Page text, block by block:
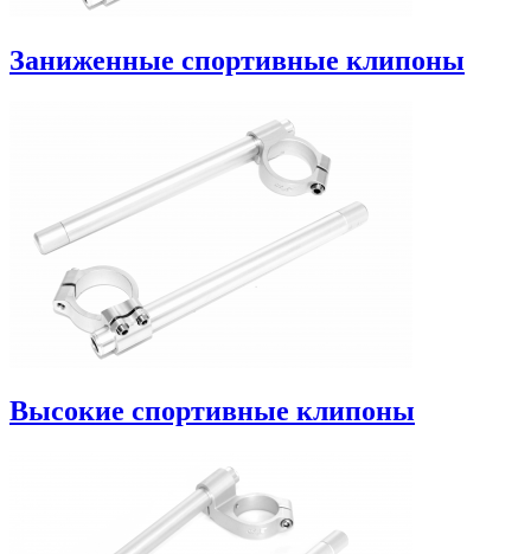
Заниженные спортивные клипоны
Высокие спортивные клипоны